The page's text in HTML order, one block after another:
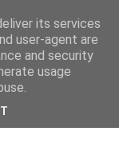
its services
user-agent are
and security
usage